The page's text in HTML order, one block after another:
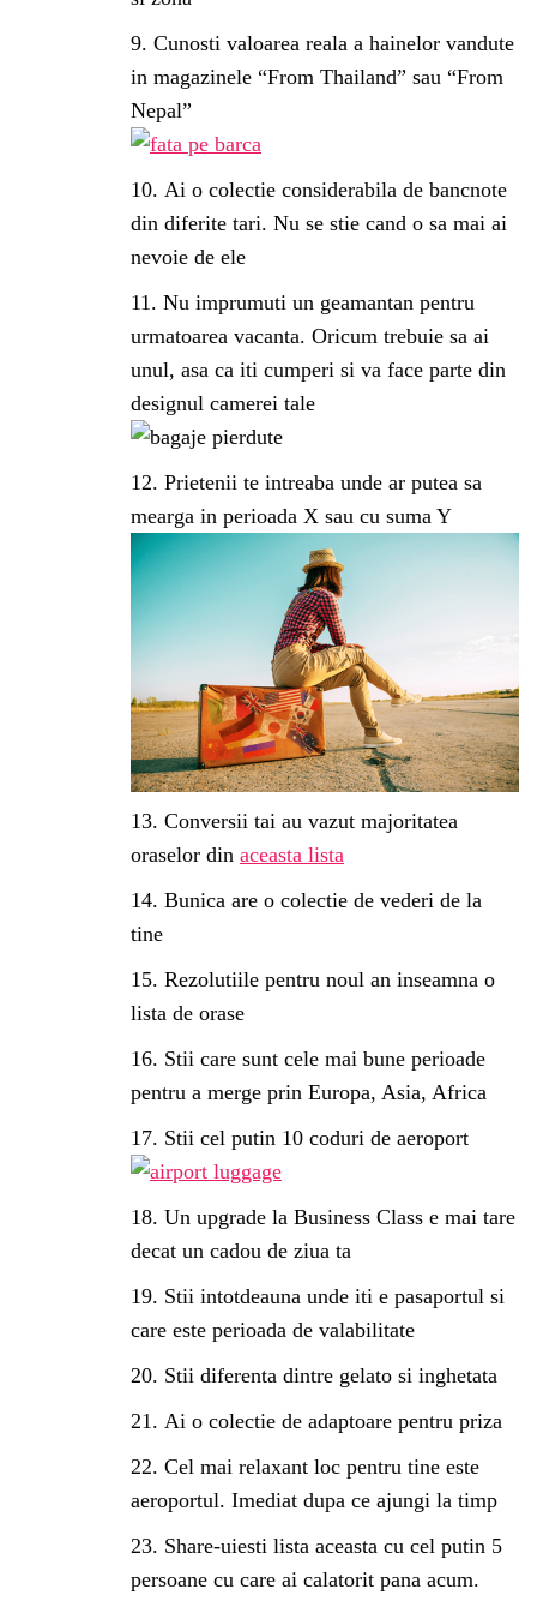
Cunosti valoarea reala a hainelor vandute
in magazinele “From Thailand” sau “From
Nepal”
Ai o colectie considerabila de bancnote
din diferite tari. Nu se stie cand o sa mai ai
nevoie de ele
Nu imprumuti un geamantan pentru
urmatoarea vacanta. Oricum trebuie sa ai
unul, asa ca iti cumperi si va face parte din
designul camerei tale
Prietenii te intreaba unde ar putea sa
mearga in perioada X sau cu suma Y
Conversii tai au vazut majoritatea
oraselor din aceasta lista
Bunica are o colectie de vederi de la
tine
Rezolutiile pentru noul an inseamna o
lista de orase
Stii care sunt cele mai bune perioade
pentru a merge prin Europa, Asia, Africa
Stii cel putin 10 coduri de aeroport
Un upgrade la Business Class e mai tare
decat un cadou de ziua ta
Stii intotdeauna unde iti e pasaportul si
care este perioada de valabilitate
Stii diferenta dintre gelato si inghetata
Ai o colectie de adaptoare pentru priza
Cel mai relaxant loc pentru tine este
aeroportul. Imediat dupa ce ajungi la timp
Share-uiesti lista aceasta cu cel putin 5
persoane cu care ai calatorit pana acum.